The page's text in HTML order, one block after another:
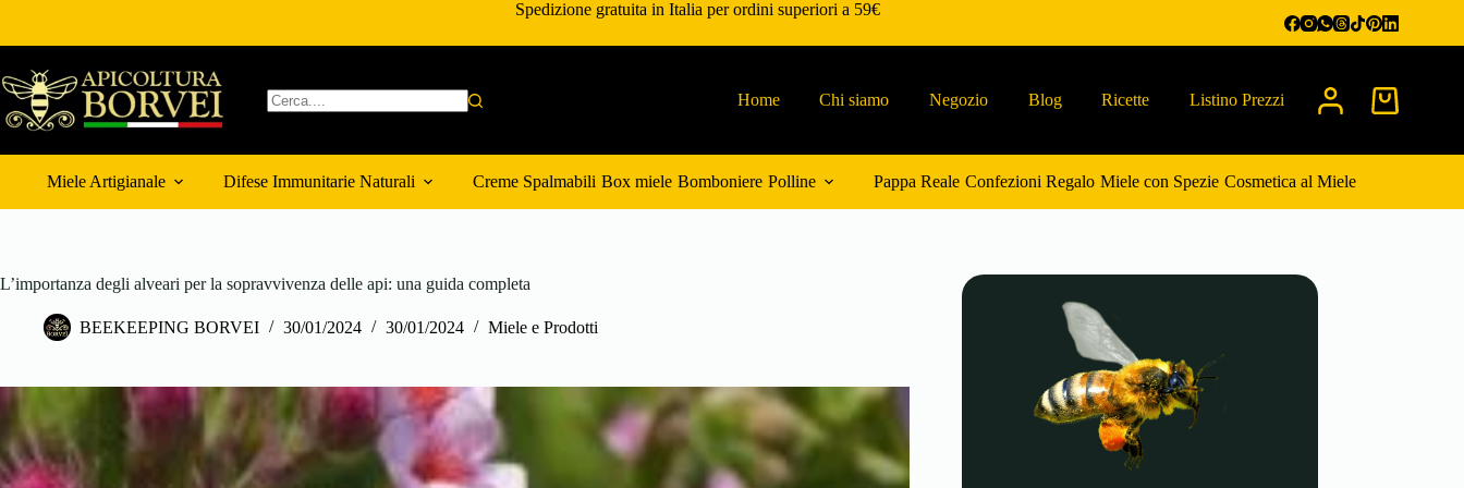
contenuto
Spedizione gratuita in Italia per ordini superiori a 59€
Home Chi siamo Negozio Blog Ricette Listino Prezzi Carrello
Miele Artigianale Difese Immunitarie Naturali Creme Spalmabili Box miele Bomboniere Polline Pappa Reale Confezioni Regalo Miele con Spezie Cosmetica al Miele
L’importanza degli alveari per la sopravvivenza delle api: una guida completa
BEEKEEPING BORVEI 30/01/2024 30/01/2024 Miele e Prodotti